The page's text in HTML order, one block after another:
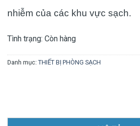
nhiễm của các khu vực sạch.
Tình trạng: Còn hàng
Danh mục: THIẾT BỊ PHÒNG SẠCH